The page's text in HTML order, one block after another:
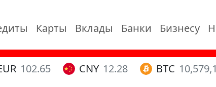
Карты Вклады Банки Бизнесу
102.65 CNY 12.28 BTC